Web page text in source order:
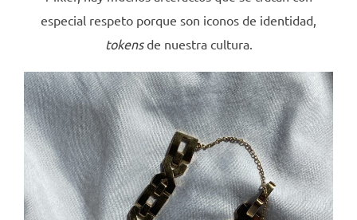
especial respeto porque son iconos de identidad,
tokensde nuestra cultura.